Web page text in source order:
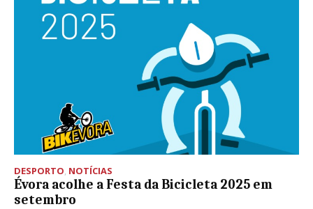
DESPORTO, NOTÍCIAS
Évora acolhe a Festa da Bicicleta 2025 em
setembro